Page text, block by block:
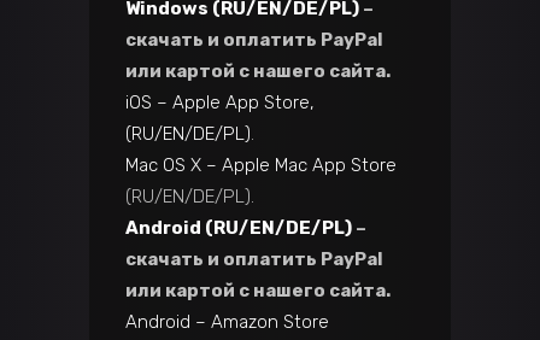
Windows (RU/EN/DE/PL) –
скачать и оплатить PayPal
или картой с нашего сайта.
iOS – Apple App Store,
(RU/EN/DE/PL).
Mac OS X – Apple Mac App Store
(RU/EN/DE/PL).
Android (RU/EN/DE/PL) –
скачать и оплатить PayPal
или картой с нашего сайта.
Android – Amazon Store